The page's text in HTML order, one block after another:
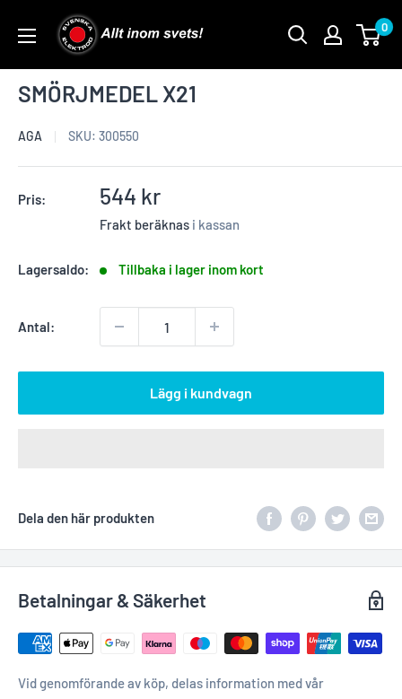
0
SMÖRJMEDEL X21
AGA SKU: 300550
Pris: Reapris
544 kr
Frakt beräknas i kassan
Lagersaldo: Tillbaka i lager inom kort
Antal:
Lägg i kundvagn
Dela den här produkten
Betalningar & Säkerhet
Vid genomförande av köp, delas information med vår